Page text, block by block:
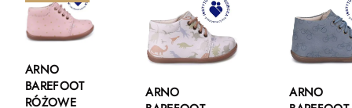
ARNO
BAREFOOT
RÓŻOWE
ARNO
ARNO